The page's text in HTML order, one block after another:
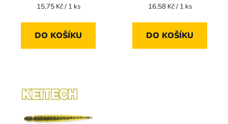
Měrná
15,75 Kč / 1 ks
DO KOŠÍKU
Měrná
16,58 Kč / 1 ks
DO KOŠÍKU